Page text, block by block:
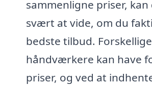
sammenligne priser,
svært at vide, om du
bedste tilbud. Forskellige
håndværkere kan have
priser, og ved at